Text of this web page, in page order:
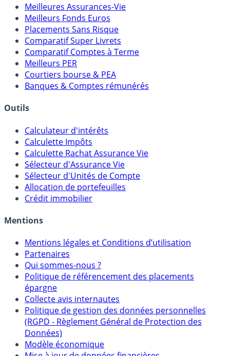
Meilleures Assurances-Vie
Meilleurs Fonds Euros
Placements Sans Risque
Comparatif Super Livrets
Comparatif Comptes à Terme
Meilleurs PER
Courtiers bourse & PEA
Banques & Comptes rémunérés
Outils
Calculateur d'intérêts
Calculette Impôts
Calculette Rachat Assurance Vie
Sélecteur d'Assurance Vie
Sélecteur d'Unités de Compte
Allocation de portefeuilles
Crédit immobilier
Mentions
Mentions légales et Conditions d’utilisation
Partenaires
Qui sommes-nous ?
Politique de référencement des placements
épargne
Collecte avis internautes
Politique de gestion des données personnelles
(RGPD - Règlement Général de Protection des
Données)
Modèle économique